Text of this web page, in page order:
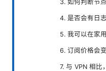
3. 如何判断节
4. 是否会有日志
5. 我可以在家
6. 订阅价格会变
7. 与 VPN 相比